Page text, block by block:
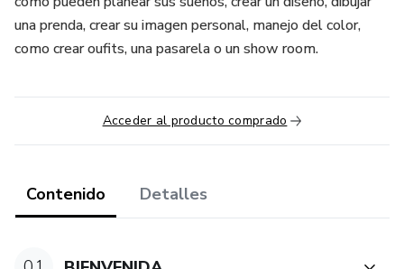
una prenda, crear su imagen personal, manejo del color,
como crear oufits, una pasarela o un show room.
Acceder al producto comprado
Contenido Detalles